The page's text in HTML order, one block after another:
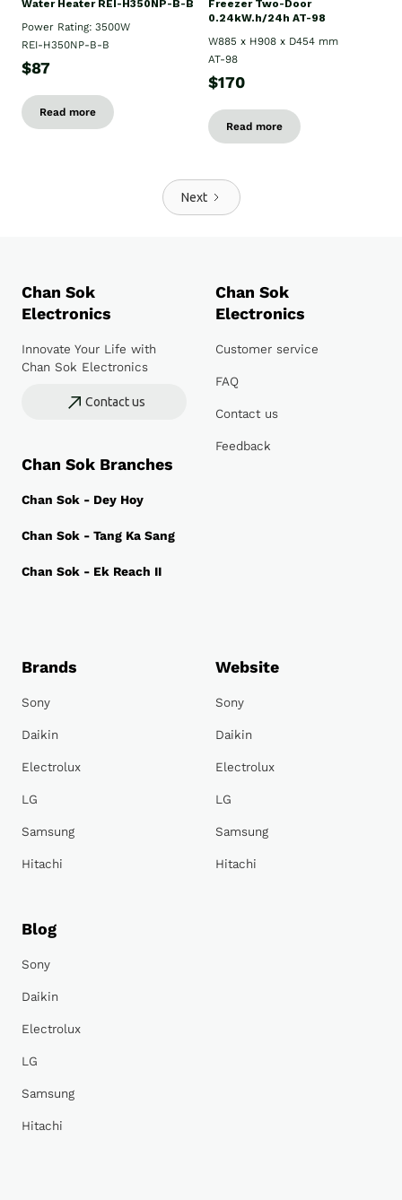
Water Heater REI-H350NP-B-B
Power Rating: 3500W
REI-H350NP-B-B
$87
Read more
Freezer Two-Door
0.24kW.h/24h AT-98
W885 x H908 x D454 mm
AT-98
$170
Read more
Next
Chan Sok
Electronics
Innovate Your Life with
Chan Sok Electronics
Contact us
Chan Sok Branches
Chan Sok - Dey Hoy
Chan Sok - Tang Ka Sang
Chan Sok - Ek Reach II
Chan Sok
Electronics
Customer service
FAQ
Contact us
Feedback
Brands
Sony
Daikin
Electrolux
LG
Samsung
Hitachi
Website
Sony
Daikin
Electrolux
LG
Samsung
Hitachi
Blog
Sony
Daikin
Electrolux
LG
Samsung
Hitachi